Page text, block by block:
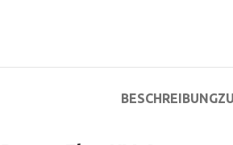
BESCHREIBUNG